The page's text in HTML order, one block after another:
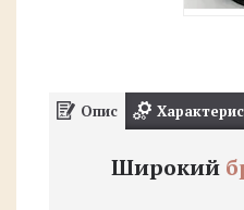
Опис
Широкий